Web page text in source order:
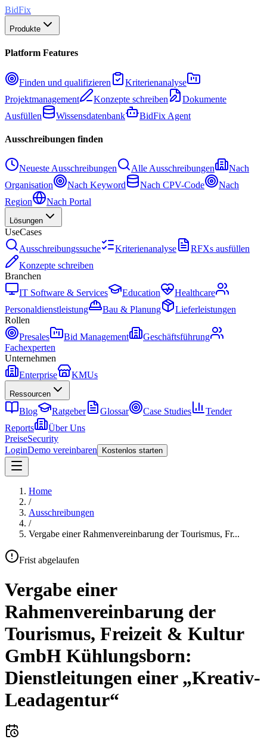
BidFix
Produkte
Platform Features
Finden und qualifizieren
Kriterienanalyse
Projektmanagement
Konzepte schreiben
Dokumente
Ausfüllen
Wissensdatenbank BidFix Agent
Ausschreibungen finden
Neueste Ausschreibungen Alle Ausschreibungen
Nach
Organisation
Nach Keyword Nach CPV-Code
Nach
Region
Nach Portal
Lösungen
UseCases
Ausschreibungssuche
Kriterienanalyse
RFXs ausfüllen
Konzepte schreiben
Branchen
IT Software & Services
Education
Healthcare
Personaldienstleistung
Bau & Planung
Lieferleistungen
Rollen
Presales
Bid Management
Geschäftsführung
Fachexperten
Unternehmen
Enterprise
KMUs
Ressourcen
Blog Ratgeber Glossar Case Studies
Tender
Reports
Über Uns
PreiseSecurity
LoginDemo vereinbaren Kostenlos starten
Home
/
Ausschreibungen
/
Vergabe einer Rahmenvereinbarung der Tourismus, Fr...
Frist abgelaufen
Vergabe einer
Rahmenvereinbarung der
Tourismus, Freizeit & Kultur
GmbH Kühlungsborn:
Dienstleitungen einer „Kreativ-
Leadagentur“